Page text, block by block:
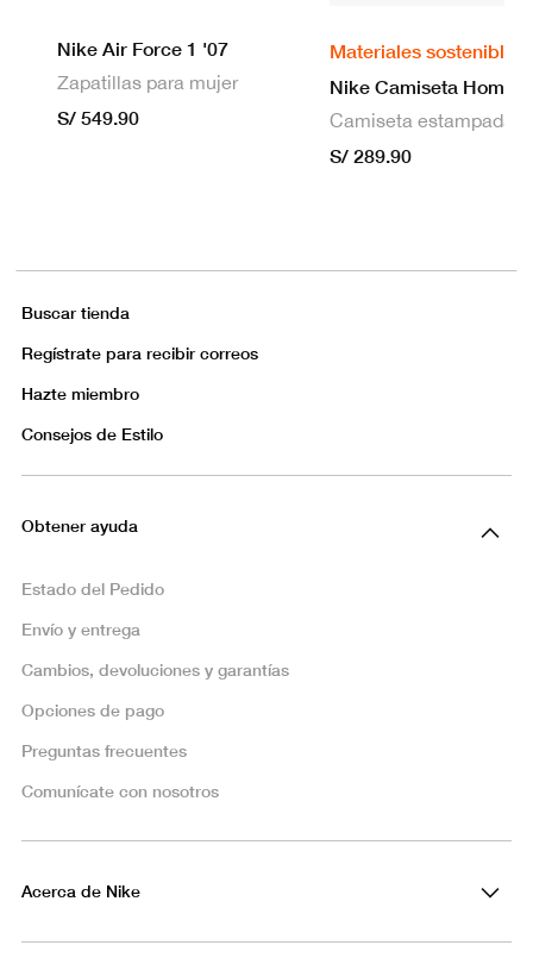
Nike Air Force 1 '07
Zapatillas para mujer
S/ 549.90
Materiales sostenibles
S/ 289.90
Buscar tienda
Regístrate para recibir correos
Hazte miembro
Consejos de Estilo
Obtener ayuda
Estado del Pedido
Envío y entrega
Cambios, devoluciones y garantías
Opciones de pago
Preguntas frecuentes
Comunícate con nosotros
Acerca de Nike